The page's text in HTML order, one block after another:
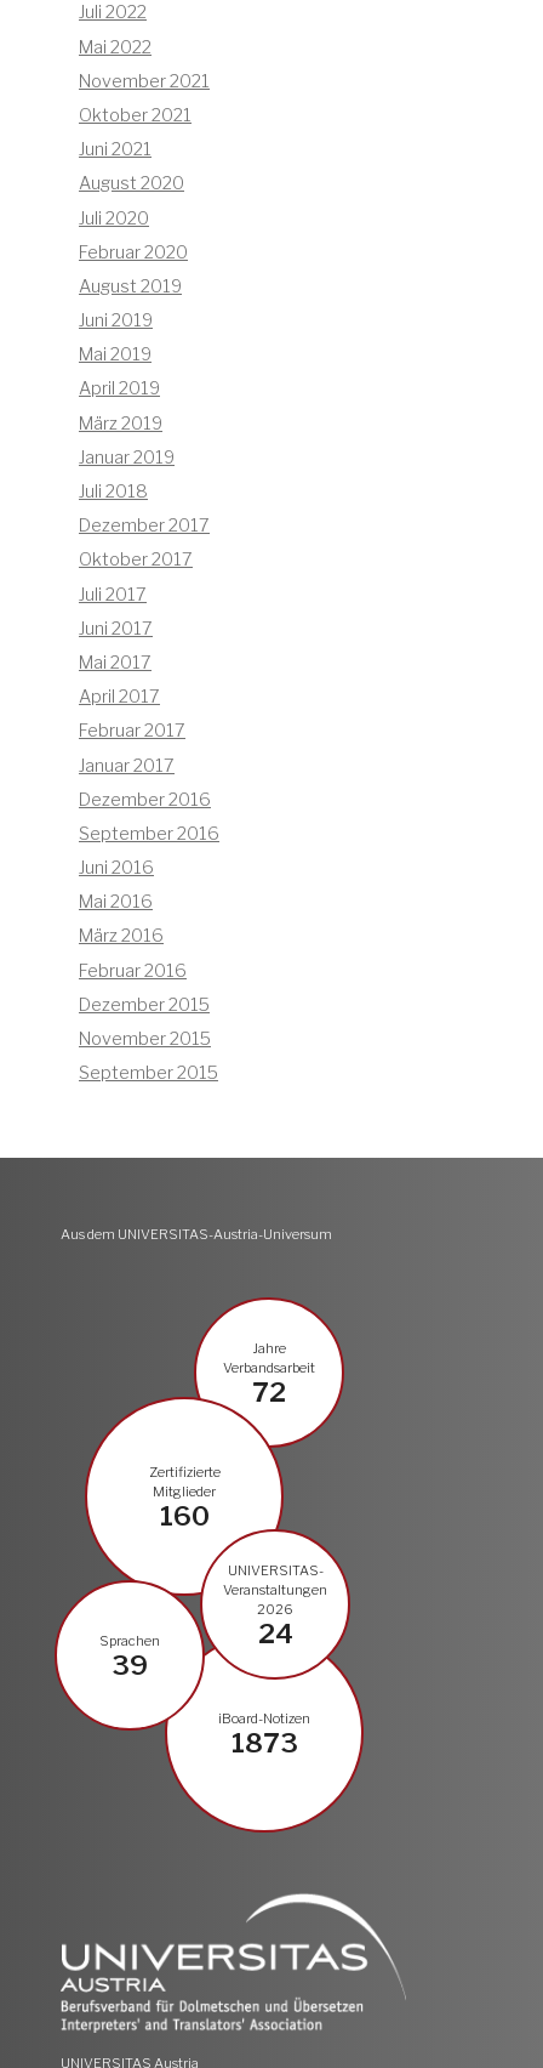
Juli 2022
Mai 2022
November 2021
Oktober 2021
Juni 2021
August 2020
Juli 2020
Februar 2020
August 2019
Juni 2019
Mai 2019
April 2019
März 2019
Januar 2019
Juli 2018
Dezember 2017
Oktober 2017
Juli 2017
Juni 2017
Mai 2017
April 2017
Februar 2017
Januar 2017
Dezember 2016
September 2016
Juni 2016
Mai 2016
März 2016
Februar 2016
Dezember 2015
November 2015
September 2015
UNIVERSITAS Austria
Aus dem UNIVERSITAS-Austria-Universum
Jahre
Verbandsarbeit
72
Sprachen
39
Zertifizierte
Mitglieder
160
UNIVERSITAS-
Veranstaltungen
2026
24
iBoard-Notizen
1873